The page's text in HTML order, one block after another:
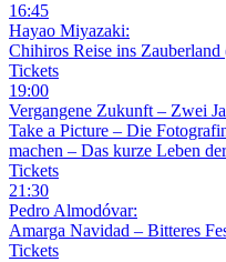
16:45
Hayao Miyazaki:
Chihiros Reise ins Zauberland
Tickets
19:00
Vergangene Zukunft – Zwei
Take a Picture – Die
machen – Das kurze Leben
Tickets
21 :30
Pedro Almodóvar:
Amarga Navidad – Bitteres
Tickets